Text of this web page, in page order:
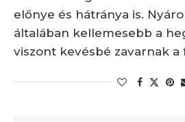
előnye és hátránya is.
általában kellemesebb a
viszont kevésbé zavarnak a